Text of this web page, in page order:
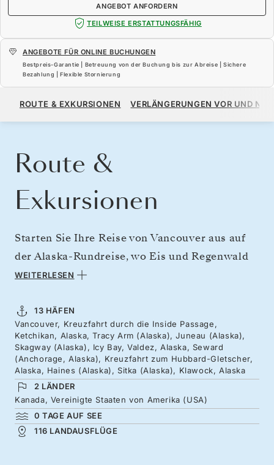
ANGEBOT ANFORDERN
TEILWEISE ERSTATTUNGSFÄHIG
ANGEBOTE FÜR ONLINE BUCHUNGEN
Bestpreis-Garantie | Betreuung von der Buchung bis zur Abreise | Sichere
Bezahlung | Flexible Stornierung
10.400 $
ROUTE & EXKURSIONEN VERLÄNGERUNGEN VOR UND
Route &
Exkursionen
Starten Sie Ihre Reise von Vancouver aus auf
der Alaska-Rundreise, wo Eis und Regenwald
auf einer Fahrt durch offene Fjorde und
Beobachten Sie Bären beim Fischen in
reißenden Bächen und Buckelwale, die im
eisigen Wasser auftauchen. Gletscher knarren
und kalben mit gewaltiger Kraft – darunter die
fast zehn Kilometer lange Gletscherfront des
Hubbard-Gletschers, die in den Golf von
Alaska hineinragt. Weißkopfseeadler kreisen
vor schneebedeckten Bergen, während
WEITERLESEN
13 HÄFEN
Vancouver, Kreuzfahrt durch die Inside Passage,
Ketchikan, Alaska, Tracy Arm (Alaska), Juneau (Alaska),
Skagway (Alaska), Icy Bay, Valdez, Alaska, Seward
(Anchorage, Alaska), Kreuzfahrt zum Hubbard-Gletscher,
Alaska, Haines (Alaska), Sitka (Alaska), Klawock, Alaska
2 LÄNDER
Kanada, Vereinigte Staaten von Amerika (USA)
0 TAGE AUF SEE
116 LANDAUSFLÜGE